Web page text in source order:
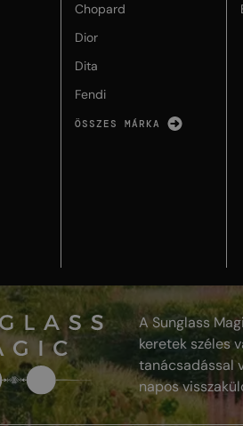
Chopard
Dior
Dita
Fendi
ÖSSZES MÁRKA
A Sunglass
keretek széles
tanácsadással
napos